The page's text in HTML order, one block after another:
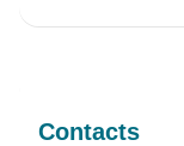
Contacts